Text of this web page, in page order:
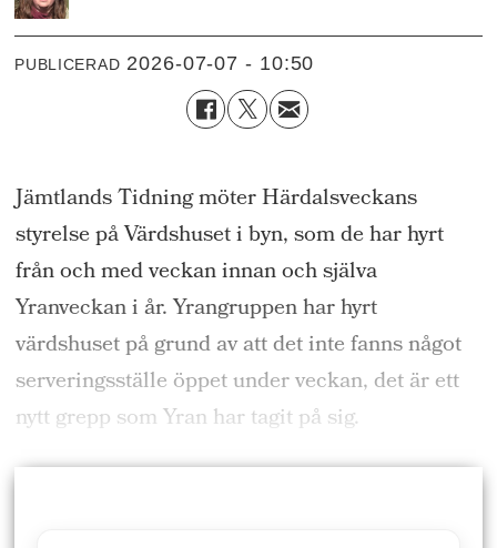
PUBLICERAD 2026-07-07 - 10:50
Jämtlands Tidning möter Härdalsveckans
styrelse på Värdshuset i byn, som de har hyrt
från och med veckan innan och själva
Yranveckan i år. Yrangruppen har hyrt
värdshuset på grund av att det inte fanns något
serveringsställe öppet under veckan, det är ett
nytt grepp som Yran har tagit på sig.